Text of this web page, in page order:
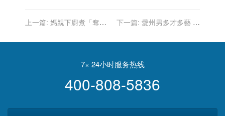
上一篇: 媽親下廚煮「奪命
慘劇
下一篇: 愛州男多才多藝 全
7× 24小时服务热线
400-808-5836